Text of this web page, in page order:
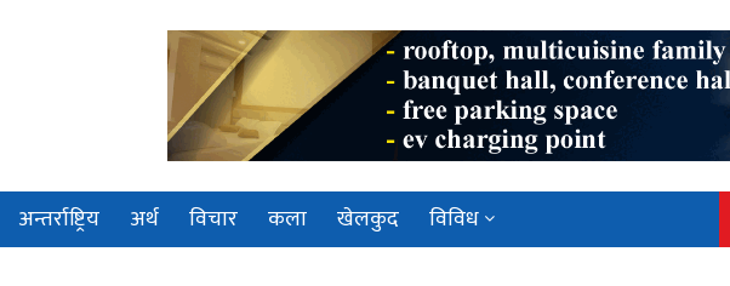
अन्तर्राष्ट्रिय अर्थ विचार कला खेलकुद विविध